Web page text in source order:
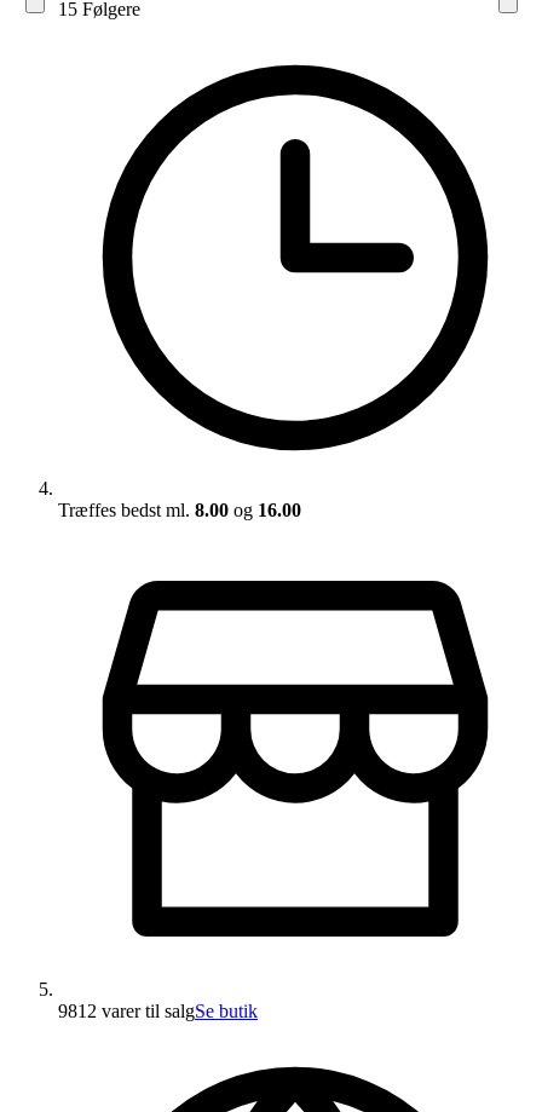
15 Følgere
Træffes bedst ml. 8.00 og 16.00
9812 varertil salgSe butik